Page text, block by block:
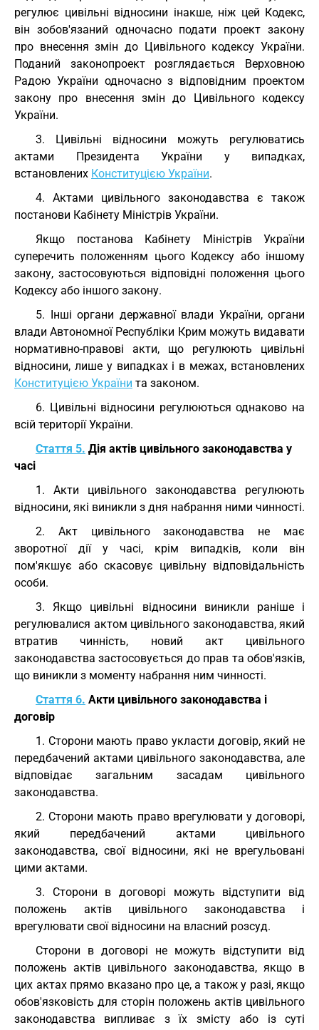
регулює цивільні відносини інакше, ніж цей Кодекс,
він зобов'язаний одночасно подати проект закону
про внесення змін до Цивільного кодексу України.
Поданий законопроект розглядається Верховною
Радою України одночасно з відповідним проектом
закону про внесення змін до Цивільного кодексу
України.
3. Цивільні відносини можуть регулюватись
актами Президента України у випадках,
встановлених Конституцією України.
4. Актами цивільного законодавства є також
постанови Кабінету Міністрів України.
Якщо постанова Кабінету Міністрів України
суперечить положенням цього Кодексу або іншому
закону, застосовуються відповідні положення цього
Кодексу або іншого закону.
5. Інші органи державної влади України, органи
влади Автономної Республіки Крим можуть видавати
нормативно-правові акти, що регулюють цивільні
відносини, лише у випадках і в межах, встановлених
Конституцією України та законом.
6. Цивільні відносини регулюються однаково на
всій території України.
Стаття 5. Дія актів цивільного законодавства у
часі
1. Акти цивільного законодавства регулюють
відносини, які виникли з дня набрання ними чинності.
2. Акт цивільного законодавства не має
зворотної дії у часі, крім випадків, коли він
пом'якшує або скасовує цивільну відповідальність
особи.
3. Якщо цивільні відносини виникли раніше і
регулювалися актом цивільного законодавства, який
втратив чинність, новий акт цивільного
законодавства застосовується до прав та обов'язків,
що виникли з моменту набрання ним чинності.
Стаття 6. Акти цивільного законодавства і
договір
1. Сторони мають право укласти договір, який не
передбачений актами цивільного законодавства, але
відповідає загальним засадам цивільного
законодавства.
2. Сторони мають право врегулювати у договорі,
який передбачений актами цивільного
законодавства, свої відносини, які не врегульовані
цими актами.
3. Сторони в договорі можуть відступити від
положень актів цивільного законодавства і
врегулювати свої відносини на власний розсуд.
Сторони в договорі не можуть відступити від
положень актів цивільного законодавства, якщо в
цих актах прямо вказано про це, а також у разі, якщо
обов'язковість для сторін положень актів цивільного
законодавства випливає з їх змісту або із суті